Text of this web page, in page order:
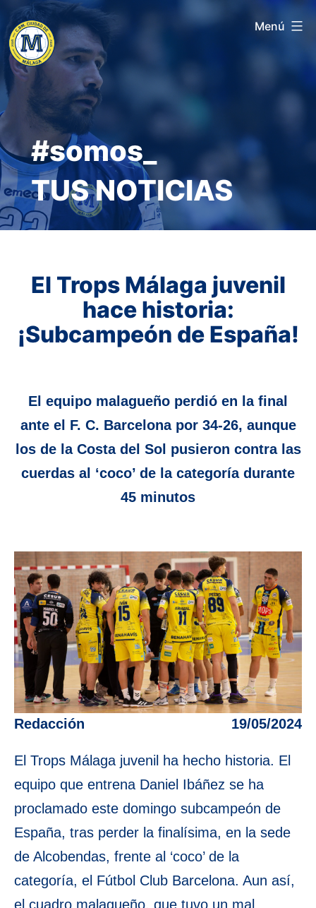
Saltar
contenido
Menú
#somos_
TUS NOTICIAS
El Trops Málaga juvenil
hace historia:
¡Subcampeón de España!
El equipo malagueño perdió en la final
ante el F. C. Barcelona por 34-26, aunque
los de la Costa del Sol pusieron contra las
cuerdas al ‘coco’ de la categoría durante
45 minutos
Redacción 19/05/2024
El Trops Málaga juvenil ha hecho historia. El
equipo que entrena Daniel Ibáñez se ha
proclamado este domingo subcampeón de
España, tras perder la finalísima, en la sede
de Alcobendas, frente al ‘coco’ de la
categoría, el Fútbol Club Barcelona. Aun así,
el cuadro malagueño, que tuvo un mal